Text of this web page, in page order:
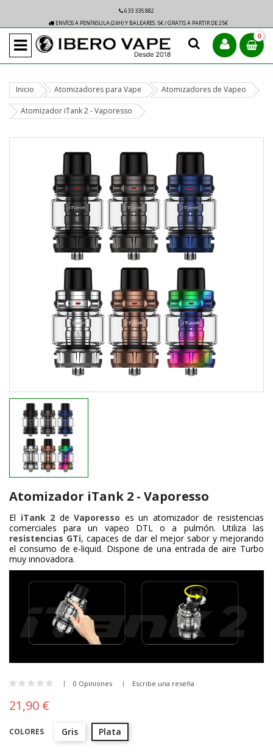
633 335 882
ENVÍOS A PENÍNSULA (24H) Y BALEARES: 5€ / GRATIS A PARTIR DE 25€
0
Inicio Atomizadores para Vape Atomizadores de Vapeo
Atomizador iTank 2 - Vaporesso
Atomizador iTank 2 - Vaporesso
El iTank 2 deVaporesso es un atomizador de resistencias
comerciales para un vapeo DTL o a pulmón. Utiliza las
resistencias GTi, capaces de dar el mejor sabor y mejorando
el consumo de e-liquid. Dispone de una entrada de aire Turbo
muy innovadora.
0 Opiniones Escribe una reseña
21,90 €
COLORES Gris Plata